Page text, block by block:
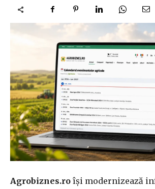
Agrobiznes.ro își modernizează